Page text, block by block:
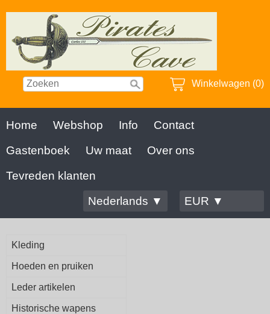
Winkelwagen (0)
Home Webshop Info
Contact
Gastenboek
Uw maat
Over ons
Tevreden klanten
Nederlands ▼
EUR ▼
Kleding
Hoeden en pruiken
Leder artikelen
Historische wapens